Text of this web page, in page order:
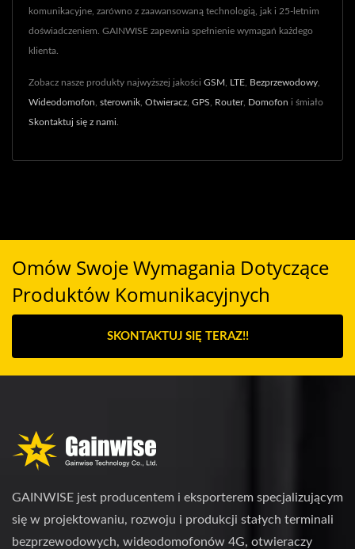
komunikacyjne, zarówno z zaawansowaną technologią, jak i 25-letnim
doświadczeniem. GAINWISE zapewnia spełnienie wymagań każdego
klienta.
Zobacz nasze produkty najwyższej jakości GSM LTE Bezprzewodowy
Wideodomofon sterownik Otwieracz GPS Router, Domofon i śmiało
Skontaktuj się z nami
Omów Swoje Wymagania Dotyczące
Produktów Komunikacyjnych
SKONTAKTUJ SIĘ TERAZ!!
GAINWISE jest producentem i eksporterem specjalizującym
się w projektowaniu, rozwoju i produkcji stałych terminali
bezprzewodowych, wideodomofonów 4G, otwieraczy